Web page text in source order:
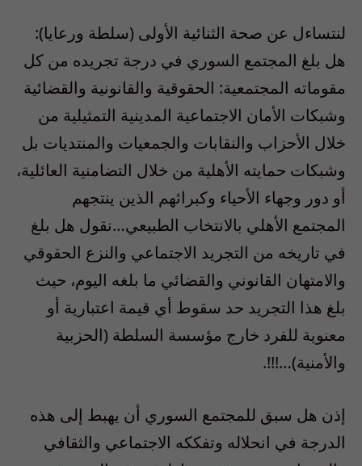
لنتساءل عن صحة الثنائية الأولى (سلطة ورعايا):
هل بلغ المجتمع السوري في درجة تجريده من كل
مقوماته المجتمعية: الحقوقية والقانونية والقضائية
وشبكات الأمان الاجتماعية المدينية التمثيلية من
خلال الأحزاب والنقابات والجمعيات والمنتديات بل
وشبكات حمايته الأهلية من خلال التضامنية العائلية،
أو دور وجهاء الأحياء وكبرائهم الذين ينتجهم
المجتمع الأهلي بالانتخاب الطبيعي…نقول هل بلغ
في تاريخه من التجريد الاجتماعي والنزع الحقوقي
والامتهان القانوني والقضائي ما بلغه اليوم، حيث
بلغ هذا التجريد حد سقوط أي قيمة اعتبارية أو
معنوية للفرد خارج مؤسسة السلطة (الحزبية
والأمنية)…!!!.
إذن هل سبق للمجتمع السوري أن يهبط إلى هذه
الدرجة في انحلاله وتفككه الاجتماعي والثقافي